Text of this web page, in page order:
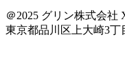
＠2025 グリン株式会社
東京都品川区上大崎3丁